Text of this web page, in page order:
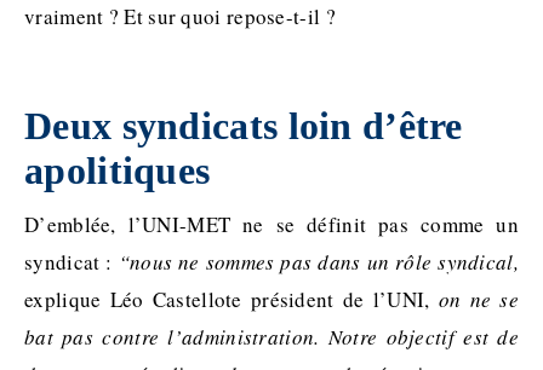
vraiment ? Et sur quoi repose-t-il ?
Deux syndicats loin d’être
apolitiques
D’emblée, l’UNI-MET ne se définit pas comme un
syndicat : “nous ne sommes pas dans un rôle syndical,
explique Léo Castellote président de l’UNI, on ne se
bat pas contre l’administration. Notre objectif est de